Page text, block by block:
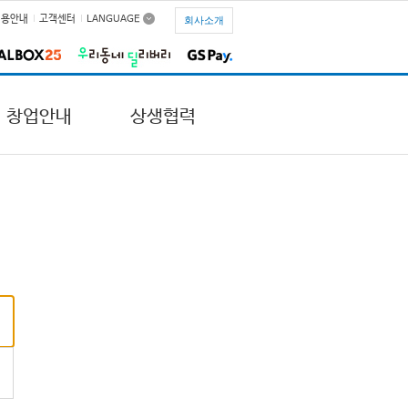
안내 고객센터 LANGUAGE 회사소개
창업안내 상생협력